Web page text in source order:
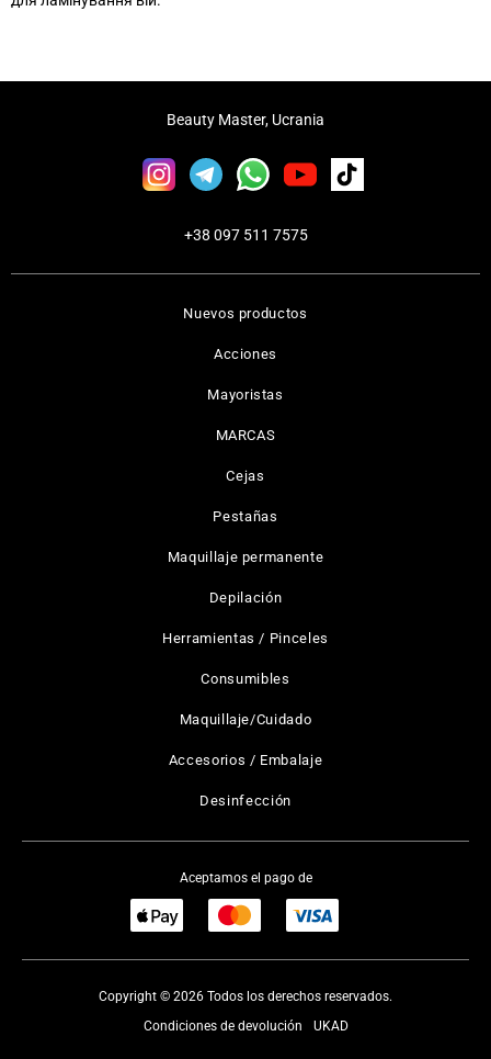
Nuevos productos
Acciones
Mayoristas
MARCAS
Cejas
Pestañas
Maquillaje permanente
Depilación
Herramientas / Pinceles
Consumibles
Maquillaje/Cuidado
Accesorios / Embalaje
Desinfección
Beauty Master, Ucrania
+38 097 511 7575
Aceptamos el pago de
Copyright © 2026 Todos los derechos reservados.
UKAD
Condiciones de devolución